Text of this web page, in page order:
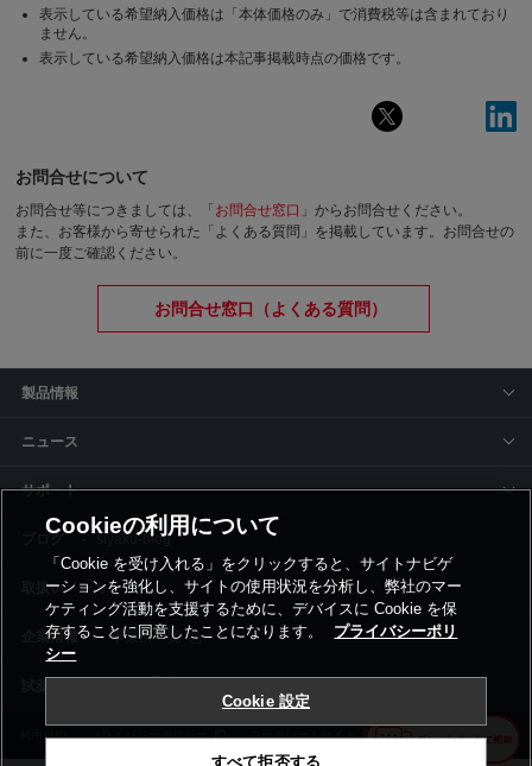
表示している希望納入価格は「本体価格のみ」で消費税等は含まれており
ません。
表示している希望納入価格は本記事掲載時点の価格です。
お問合せについて
お問合せ等につきましては、「 お問合せ窓口 」からお問合せください。
また、お客様から寄せられた「よくある質問」を掲載しています。お問合せの
前に一度ご確認ください。
お問合せ窓口（よくある質問）
製品情報
ニュース
サポート
siyaku-blog
取扱いメーカー
事業所一覧
利用規約 プライバシーポリシー コーポレートサイト Cookie設定
Cookieの利用について
「Cookie を受け入れる」をクリックすると、サイトナビゲ
ーションを強化し、サイトの使用状況を分析し、弊社のマー
ケティング活動を支援するために、デバイスに Cookie を保
存することに同意したことになります。
プライバシーポリ
シー
Cookie 設定
すべて拒否する